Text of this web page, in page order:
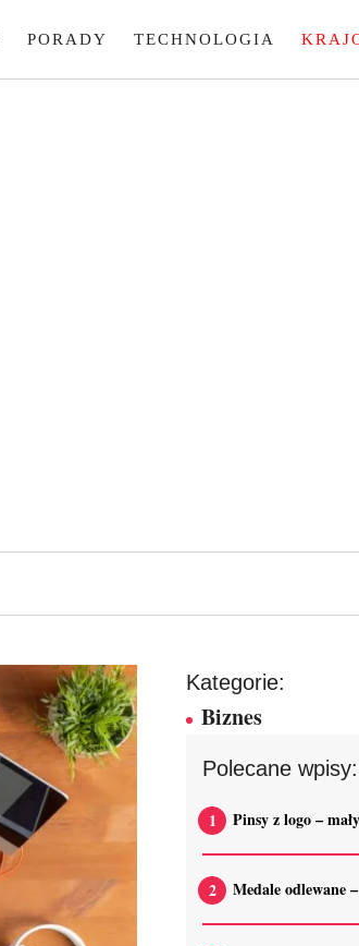
PORADY TECHNOLOGIA
Kategorie:
Biznes
Polecane wpisy:
Pinsy z logo –
Medale odlewane